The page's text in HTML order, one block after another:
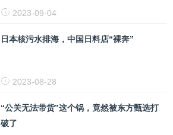
2023-09-04
日本核污水排海，中国日料店“裸奔”
2023-08-28
“公关无法带货”这个锅，竟然被东方甄选打
破了